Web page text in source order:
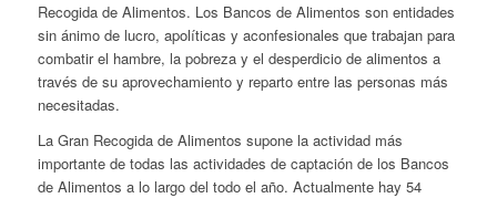
Recogida de Alimentos. Los Bancos de Alimentos son entidades
sin ánimo de lucro, apolíticas y aconfesionales que trabajan para
combatir el hambre, la pobreza y el desperdicio de alimentos a
través de su aprovechamiento y reparto entre las personas más
necesitadas.
La Gran Recogida de Alimentos supone la actividad más
importante de todas las actividades de captación de los Bancos
de Alimentos a lo largo del todo el año. Actualmente hay 54